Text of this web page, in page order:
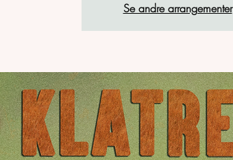
Se andre arrangementer